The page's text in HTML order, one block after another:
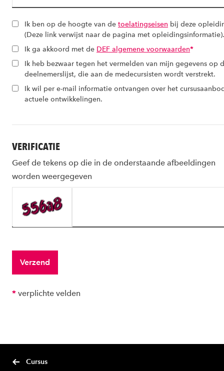
Ik ben op de hoogte van de toelatingseisen bij deze
(Deze link verwijst naar de pagina met opleidingsinformatie).
Ik ga akkoord met de DEF algemene voorwaarden*
Ik heb bezwaar tegen het vermelden van mijn gegevens op
deelnemerslijst, die aan de medecursisten wordt verstrekt.
Ik wil per e-mail informatie ontvangen over het
actuele ontwikkelingen.
VERIFICATIE
Geef de tekens op die in de onderstaande afbeeldingen
worden weergegeven
* verplichte velden
Cursus